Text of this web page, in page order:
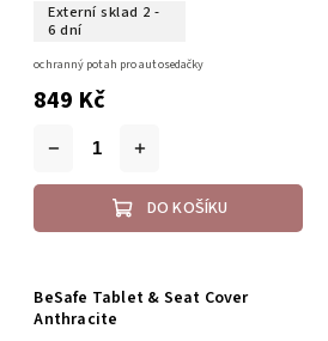
Externí sklad 2 -
6 dní
849 Kč
DO KOŠÍKU
ochranný potah pro autosedačky
BeSafe Tablet & Seat Cover
Anthracite